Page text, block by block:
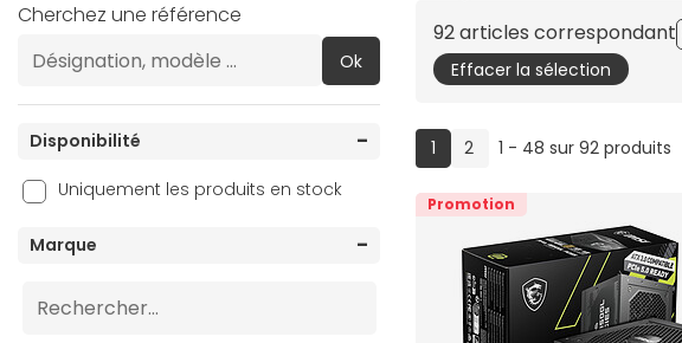
Cherchez une référence
Ok
Disponibilité
Uniquement les produits en stock
Marque
92 articles correspondant
Effacer la sélection
1(current)
2 1 - 48 sur 92 produits
Promotion